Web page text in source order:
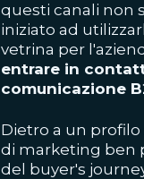
questi canali non
iniziato ad
vetrina per
entrare in
comunicazione
Dietro a un profilo
di marketing ben
del buyer's